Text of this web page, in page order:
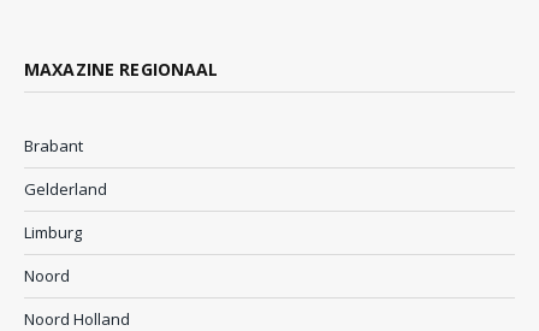
MAXAZINE REGIONAAL
Brabant
Gelderland
Limburg
Noord
Noord Holland